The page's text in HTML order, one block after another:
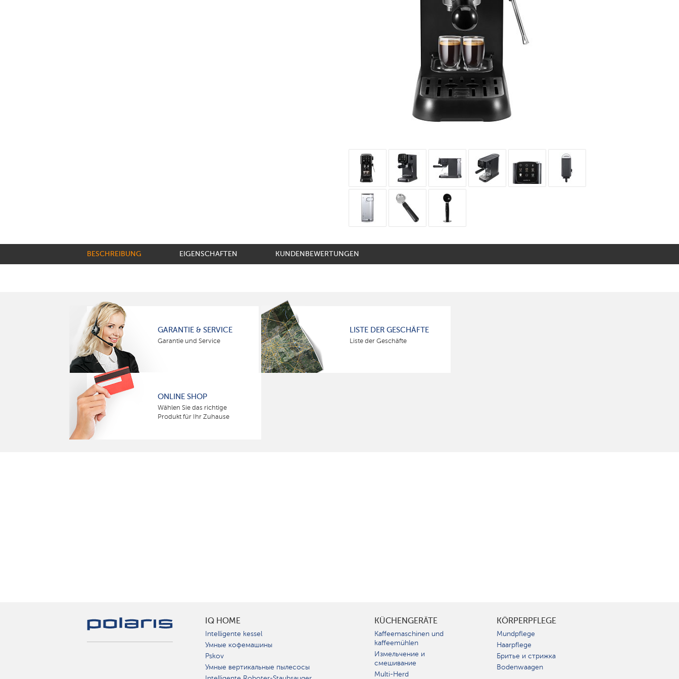
BESCHREIBUNG EIGENSCHAFTEN KUNDENBEWERTUNGEN
GARANTIE & SERVICE
Garantie und Service
LISTE DER GESCHÄFTE
Liste der Geschäfte
ONLINE SHOP
Wählen Sie das richtige
Produkt für Ihr Zuhause
IQ HOME
Intelligente kessel
Умные кофемашины
Pskov
Умные вертикальные пылесосы
KÜCHENGERÄTE
Kaffeemaschinen und
kaffeemühlen
Измельчение и
смешивание
Multi-Herd
KÖRPERPFLEGE
Mundpflege
Haarpflege
Бритье и стрижка
Bodenwaagen